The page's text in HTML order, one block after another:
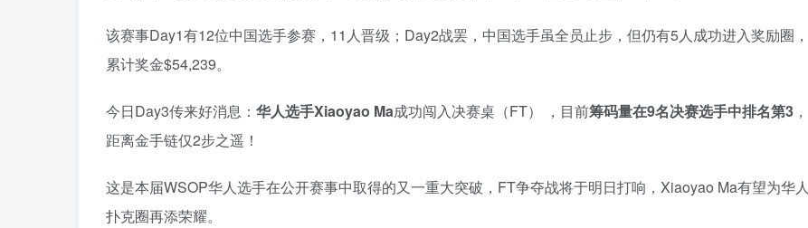
该赛事Day1有12位中国选手参赛，11人晋级；Day2战罢，中国选手虽全员止步，但仍有5人成功进入奖励圈，
累计奖金$54,239。
今日Day3传来好消息： 华人选手Xiaoyao Ma成功闯入决赛桌（FT） ，目前筹码量在9名决赛选手中排名第3 ，
距离金手链仅2步之遥！
这是本届WSOP华人选手在公开赛事中取得的又一重大突破，FT争夺战将于明日打响，Xiaoyao Ma有望为华人
扑克圈再添荣耀。